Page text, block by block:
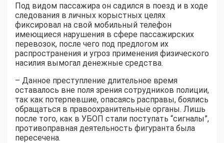
Под видом пассажира он садился в поезд и в ходе
следования в личных корыстных целях
фиксировал на свой мобильный телефон
имеющиеся нарушения в сфере пассажирских
перевозок, после чего под предлогом их
распространения и угроз применения физического
насилия вымогал денежные средства.
– Данное преступление длительное время
оставалось вне поля зрения сотрудников полиции,
так как потерпевшие, опасаясь расправы, боялись
обращаться в правоохранительные органы. Лишь
после того, как в УБОП стали поступать “сигналы”,
противоправная деятельность фигуранта была
пересечена.